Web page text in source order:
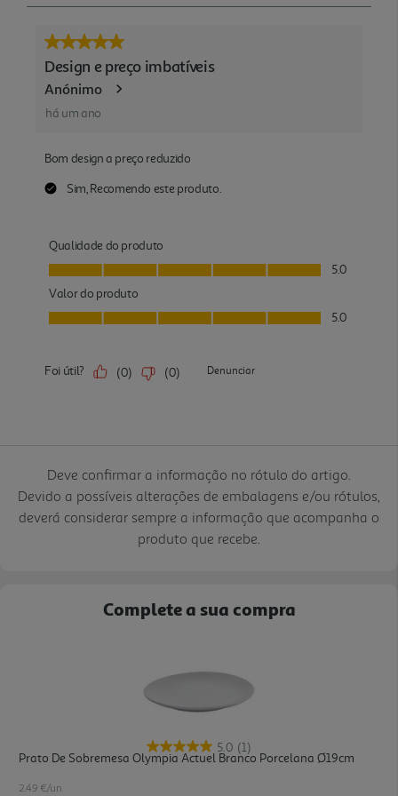
Deve confirmar a informação no rótulo do artigo.
Devido a possíveis alterações de embalagens e/ou rótulos,
deverá considerar sempre a informação que acompanha o
produto que recebe.
Complete a sua compra
5.0 (1)
Prato De Sobremesa Olympia Actuel Branco Porcelana Ø19cm
2.49 €/un